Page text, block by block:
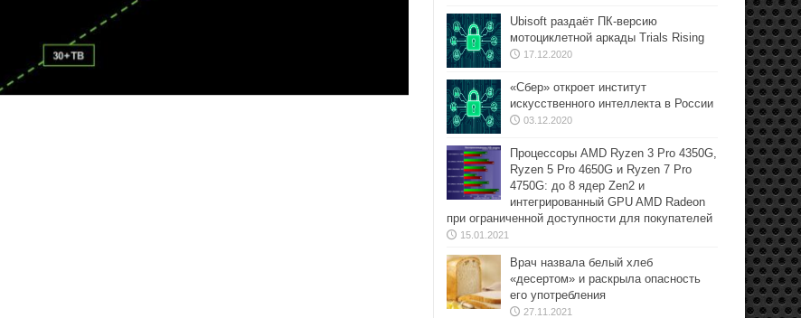
Ubisoft раздаёт ПК-версию
мотоциклетной аркады Trials Rising
17.12.2020
«Сбер» откроет институт
искусственного интеллекта в России
03.12.2020
Процессоры AMD Ryzen 3 Pro 4350G,
Ryzen 5 Pro 4650G и Ryzen 7 Pro
4750G: до 8 ядер Zen2 и
интегрированный GPU AMD Radeon
при ограниченной доступности для покупателей
15.01.2021
Врач назвала белый хлеб
«десертом» и раскрыла опасность
его употребления
27.11.2021